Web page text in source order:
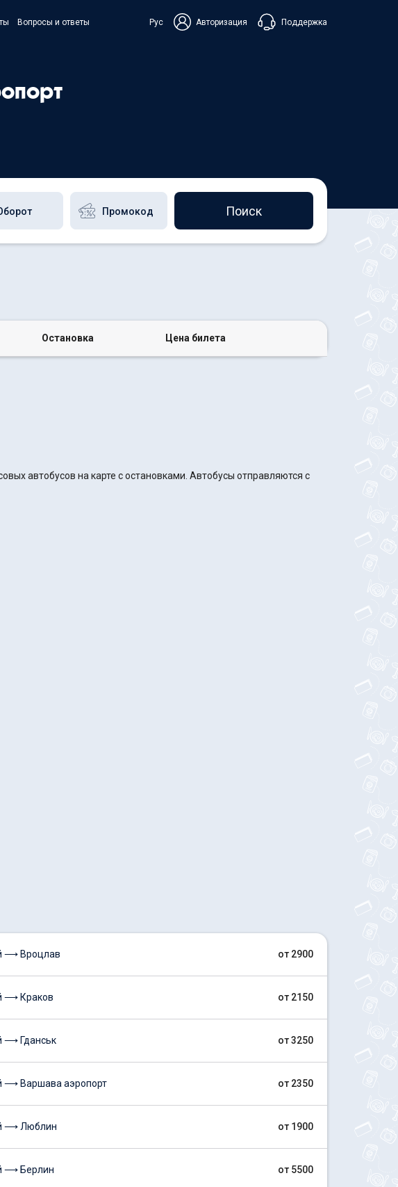
Вопросы и ответы Рус Авторизация Поддержка
Чат в Messenger
Поиск
Остановка Цена билета
автобусов на карте с остановками. Автобусы отправляются с
⟶ Вроцлав от 2900
⟶ Краков от 2150
⟶ Гданськ от 3250
⟶ Варшава аэропорт от 2350
⟶ Люблин от 1900
⟶ Берлин от 5500